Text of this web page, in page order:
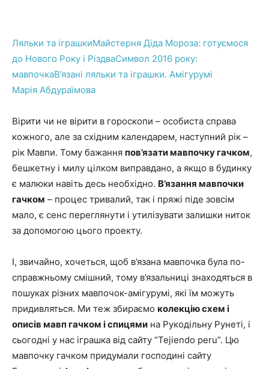
Ляльки та іграшкиМайстерня Діда Мороза: готуємося
до Нового Року і РіздваСимвол 2016 року:
мавпочкаВ’язані ляльки та іграшки. Амігурумі
Марія Абдураїмова
Вірити чи не вірити в гороскопи – особиста справа
кожного, але за східним календарем, наступний рік –
рік Мавпи. Тому бажання пов’язати мавпочку гачком,
бешкетну і милу цілком виправдано, а якщо в будинку
є малюки навіть десь необхідно. В’язання мавпочки
гачком – процес тривалий, так і пряжі піде зовсім
мало, є сенс переглянути і утилізувати залишки ниток
за допомогою цього проекту.
І, звичайно, хочеться, щоб в’язана мавпочка була по-
справжньому смішний, тому в’язальниці знаходяться в
пошуках різних мавпочок-амігурумі, які їм можуть
придивляться. Ми теж збираємо колекцію схем і
описів мавп гачком і спицями на Рукодільну Рунеті, і
сьогодні у нас іграшка від сайту “Tejiendo peru”. Цю
мавпочку гачком придумали господині сайту